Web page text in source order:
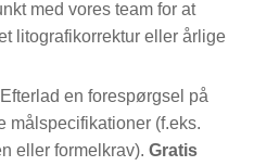
med vores team for at
litografikorrektur eller årlige
Efterlad en forespørgsel på
målspecifikationer (f.eks.
eller formelkrav). Gratis